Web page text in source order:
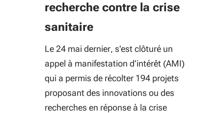
recherche contre la crise
sanitaire
Le 24 mai dernier, s'est clôturé un
appel à manifestation d’intérêt (AMI)
qui a permis de récolter 194 projets
proposant des innovations ou des
recherches en réponse à la crise